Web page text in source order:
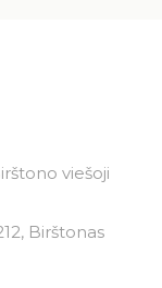
viešoji
Birštonas